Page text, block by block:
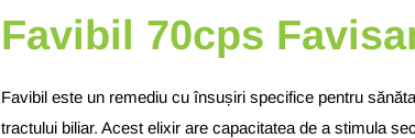
Favibil 70cps
Favibil este un remediu cu însușiri specifice pentru
tractului biliar. Acest elixir are capacitatea de a stimula